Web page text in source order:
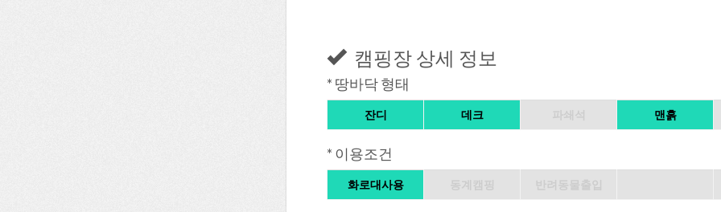
캠핑장 상세 정보
* 땅바닥 형태
잔디 데크 맨흙
* 이용조건
화로대사용